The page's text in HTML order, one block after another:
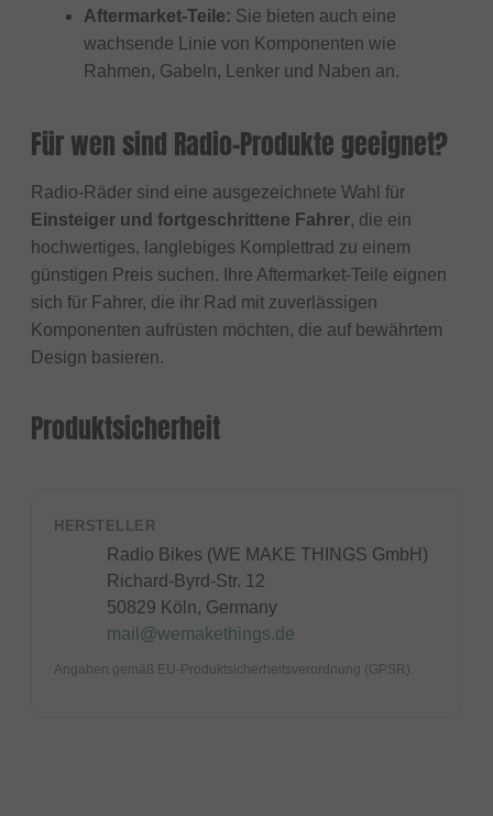
Aftermarket-Teile: Sie bieten auch eine
wachsende Linie von Komponenten wie
Rahmen, Gabeln, Lenker und Naben an.
Für wen sind Radio-Produkte geeignet?
Radio-Räder sind eine ausgezeichnete Wahl für
Einsteiger und fortgeschrittene Fahrer, die ein
hochwertiges, langlebiges Komplettrad zu einem
günstigen Preis suchen. Ihre Aftermarket-Teile eignen
sich für Fahrer, die ihr Rad mit zuverlässigen
Komponenten aufrüsten möchten, die auf bewährtem
Design basieren.
Produktsicherheit
HERSTELLER
Radio Bikes (WE MAKE THINGS GmbH)
Richard-Byrd-Str. 12
50829 Köln, Germany
mail@wemakethings.de
Angaben gemäß EU-Produktsicherheitsverordnung (GPSR).